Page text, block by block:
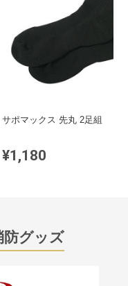
サポマックス 先丸 2足組
¥1,180
防グッズ